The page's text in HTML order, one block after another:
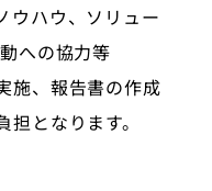
ウハウ、ソリュー
への協力等
施、報告書の作成
となります。